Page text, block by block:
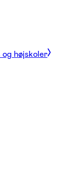
højskoler